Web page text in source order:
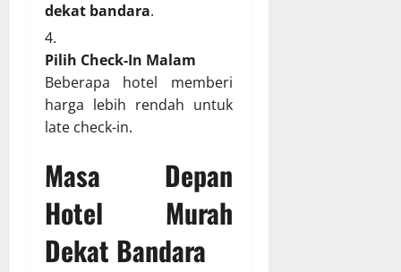
dekat bandara.
Pilih Check-In Malam
Beberapa hotel memberi
harga lebih rendah untuk
late check-in.
Masa Depan
Hotel Murah
Dekat Bandara